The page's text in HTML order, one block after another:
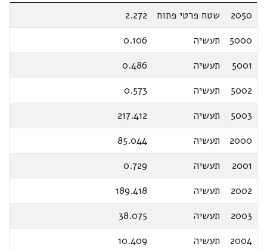
2050
שטח פרטי פתוח
2.272
5000
תעשיה
0.106
5001
תעשיה
0.486
5002
תעשיה
0.573
5003
תעשיה
217.412
2000
תעשיה
85.044
2001
תעשיה
0.729
2002
תעשיה
189.418
2003
תעשיה
38.075
2004
תעשיה
10.409